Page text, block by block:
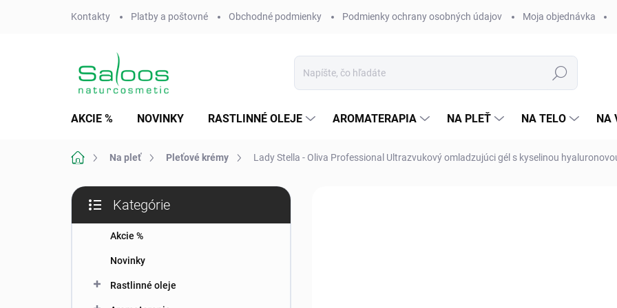
Kontakty Platby a poštovné Obchodné podmienky Podmienky ochrany osobných údajov Moja objednávka
Hľadať
AKCIE % NOVINKY RASTLINNÉ OLEJE AROMATERAPIA NA PLEŤ NA TELO NA
DomovNa pleť Pleťové krémy Lady Stella - Oliva Professional Ultrazvukový omladzujúci gél s kyselinou
B
č
kategórie
Kategórie
Akcie %
Novinky
Rastlinné oleje